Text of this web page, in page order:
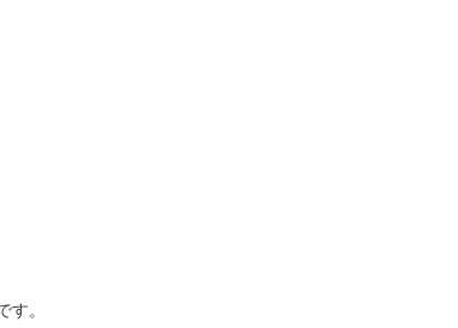
。